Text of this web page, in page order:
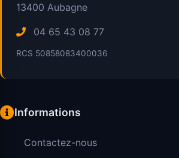
13400 Aubagne
04 65 43 08 77
RCS 50858083400036
Informations
Contactez-nous